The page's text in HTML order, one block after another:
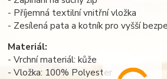
- Příjemná textilní vnitřní vložka
- Zesílená pata a kotník pro vyšší
Materiál:
- Vrchní materiál: kůže
- Vložka: 100% Polyester